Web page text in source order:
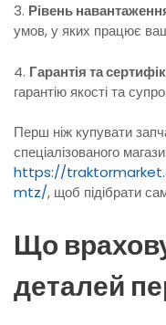
3. Рівень
умов, у яких працює
4. Гарантія та
гарантію якості та
Перш ніж купувати
спеціалізованого
https://
mtz/, щоб підібрати
Що
деталей